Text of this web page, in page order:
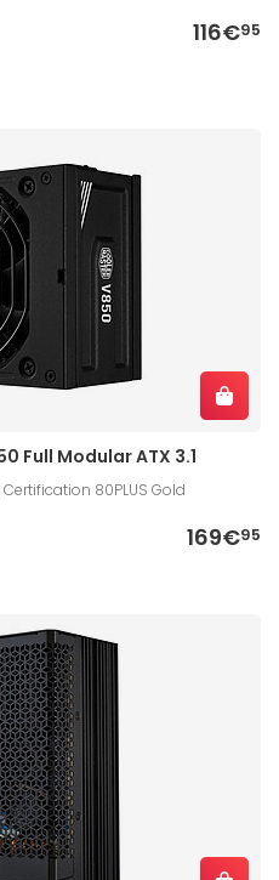
116€95
Full Modular ATX 3.1
80PLUS Gold
169€95